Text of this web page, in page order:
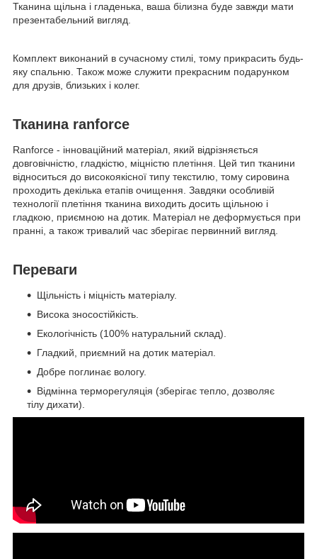
Тканина щільна і гладенька, ваша білизна буде завжди мати
презентабельний вигляд.
Комплект виконаний в сучасному стилі, тому прикрасить будь-
яку спальню. Також може служити прекрасним подарунком
для друзів, близьких і колег.
Тканина ranforce
Ranforce - інноваційний матеріал, який відрізняється
довговічністю, гладкістю, міцністю плетіння. Цей тип тканини
відноситься до високоякісної типу текстилю, тому сировина
проходить декілька етапів очищення. Завдяки особливій
технології плетіння тканина виходить досить щільною і
гладкою, приємною на дотик. Матеріал не деформується при
пранні, а також тривалий час зберігає первинний вигляд.
Переваги
Щільність і міцність матеріалу.
Висока зносостійкість.
Екологічність (100% натуральний склад).
Гладкий, приємний на дотик матеріал.
Добре поглинає вологу.
Відмінна терморегуляція (зберігає тепло, дозволяє
тілу дихати).